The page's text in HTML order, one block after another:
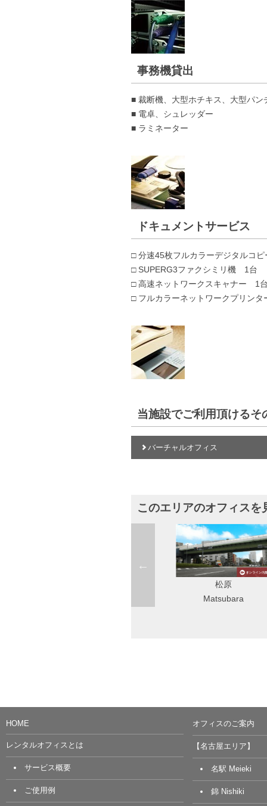
事務機貸出
■ 裁断機、大型ホチキス、大型パン
■ 電卓、シュレッダー
■ ラミネーター
ドキュメントサービス
□ 分速45枚フルカラーデジタルコ
□ SUPERG3ファクシミリ機 1台
□ 高速ネットワークスキャナー 1
□ フルカラーネットワークプリン
当施設でご利用頂けるそ
バーチャルオフィス
このエリアのオフィスを
松原
Matsubara
HOME
レンタルオフィスとは
サービス概要
ご使用例
オフィスのご案内
【名古屋エリア】
名駅 Meieki
錦 Nishiki